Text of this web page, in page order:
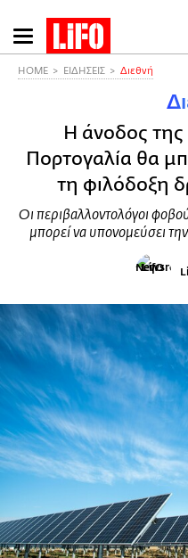
Παράκαμψη
προς
HOME ΕΙΔΗΣΕΙΣ Διεθνή
Η άνοδος της
Πορτογαλία θα
τη φιλόδοξη
Οι περιβαλλοντολόγοι
μπορεί να υπονομεύσει